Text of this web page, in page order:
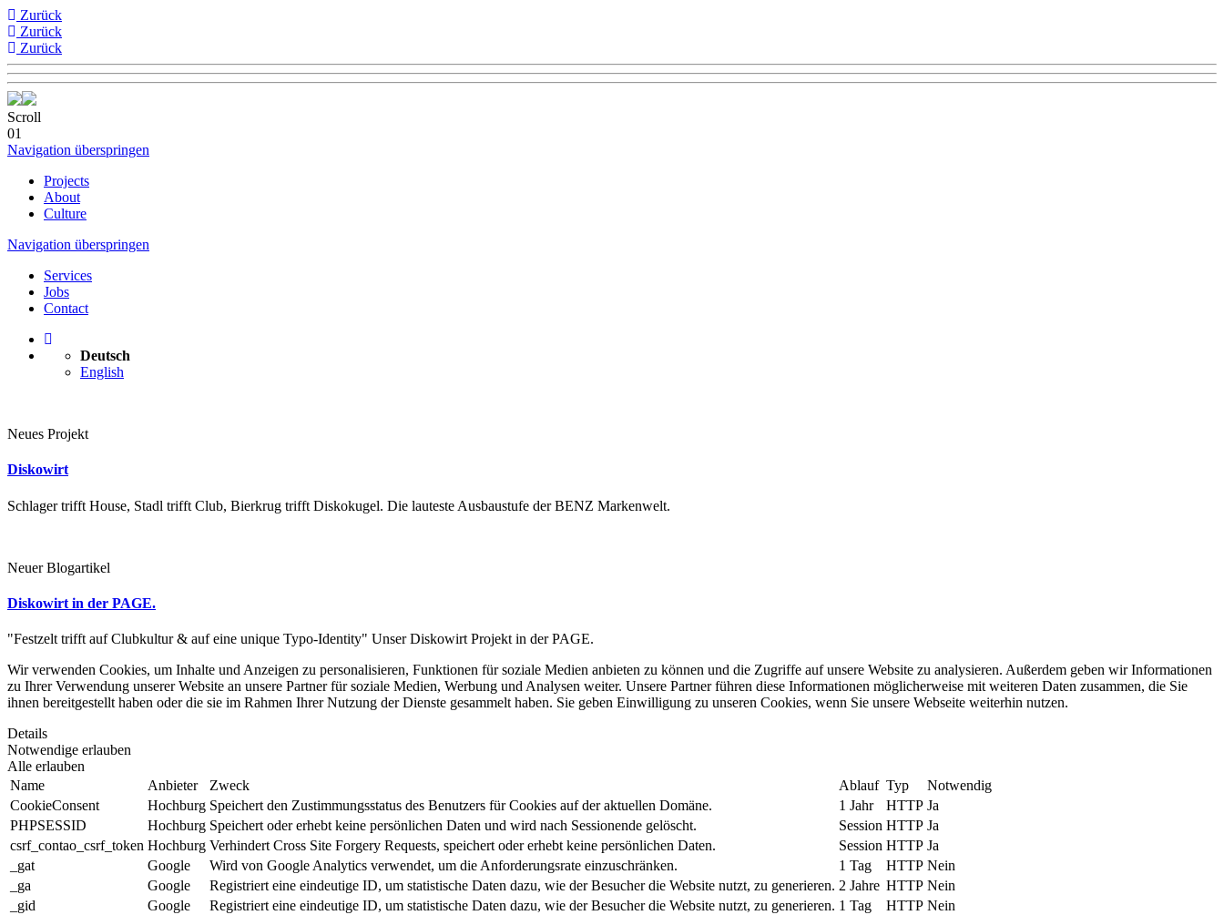
Zurück
Zurück
Zurück
Scroll
01
Navigation überspringen
Projects
About
Culture
Navigation überspringen
Services
Jobs
Contact
Deutsch
English
Neues Projekt
Diskowirt
Schlager trifft House, Stadl trifft Club, Bierkrug trifft Diskokugel. Die lauteste Ausbaustufe der BENZ Markenwelt.
Neuer Blogartikel
Diskowirt in der PAGE.
"Festzelt trifft auf Clubkultur & auf eine unique Typo-Identity" Unser Diskowirt Projekt in der PAGE.
Wir verwenden Cookies, um Inhalte und Anzeigen zu personalisieren, Funktionen für soziale Medien anbieten zu können und die Zugriffe auf unsere Website zu analysieren. Außerdem geben wir Informationen
zu Ihrer Verwendung unserer Website an unsere Partner für soziale Medien, Werbung und Analysen weiter. Unsere Partner führen diese Informationen möglicherweise mit weiteren Daten zusammen, die Sie
ihnen bereitgestellt haben oder die sie im Rahmen Ihrer Nutzung der Dienste gesammelt haben. Sie geben Einwilligung zu unseren Cookies, wenn Sie unsere Webseite weiterhin nutzen.
Details
Notwendige erlauben
Alle erlauben
Name
Anbieter Zweck Ablauf Typ
Notwendig
CookieConsent
Hochburg Speichert den Zustimmungsstatus des Benutzers für Cookies auf der aktuellen Domäne. 1 Jahr HTTP Ja
PHPSESSID
Hochburg Speichert oder erhebt keine persönlichen Daten und wird nach Sessionende gelöscht. Session HTTP Ja
csrf_contao_csrf_token Hochburg Verhindert Cross Site Forgery Requests, speichert oder erhebt keine persönlichen Daten. Session HTTP Ja
_gat
Google Wird von Google Analytics verwendet, um die Anforderungsrate einzuschränken. 1 Tag HTTP Nein
_ga
Google Registriert eine eindeutige ID, um statistische Daten dazu, wie der Besucher die Website nutzt, zu generieren. 2 Jahre HTTP Nein
_gid
Google Registriert eine eindeutige ID, um statistische Daten dazu, wie der Besucher die Website nutzt, zu generieren. 1 Tag HTTP Nein